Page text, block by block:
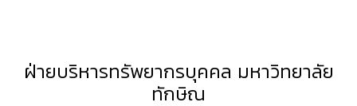
ฝ่ายบริหารทรัพยากรบุคคล มหาวิทยาลัย
ทักษิณ